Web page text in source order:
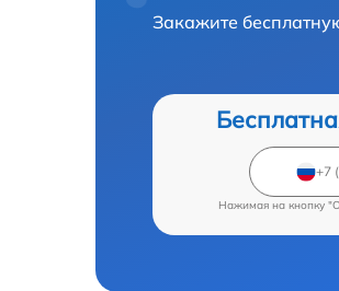
Закажите
Нажимая на кнопку